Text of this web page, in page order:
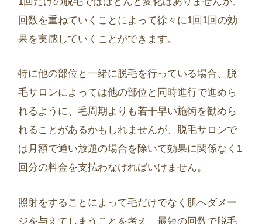
回数を重ねていくことによって徐々に1回1回の効
果を実感していくことができます。
特に他の部位と一緒に脱毛を行っている場合、脱
毛サロンによっては他の部位と同時進行で進めら
れるように、毛周期よりも若干早い施術を勧めら
れることがあるかもしれませんが、脱毛サロンで
は月額で通い放題の場合を除いて効果に関係なく1
回分の料金を支払わなければいけません。
照射をすることによって毛だけでなく肌へダメー
ジを与えてしまうことを考え、最短の回数で脱毛